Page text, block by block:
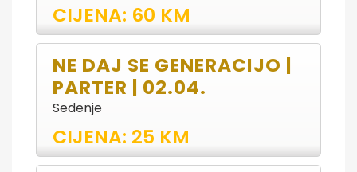
CIJENA: 60 KM
NE DAJ SE GENERACIJO |
PARTER | 02.04.
Sedenje
CIJENA: 25 KM